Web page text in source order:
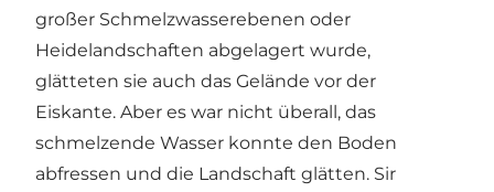
großer Schmelzwasserebenen oder
Heidelandschaften abgelagert wurde,
glätteten sie auch das Gelände vor der
Eiskante. Aber es war nicht überall, das
schmelzende Wasser konnte den Boden
abfressen und die Landschaft glätten. Sir